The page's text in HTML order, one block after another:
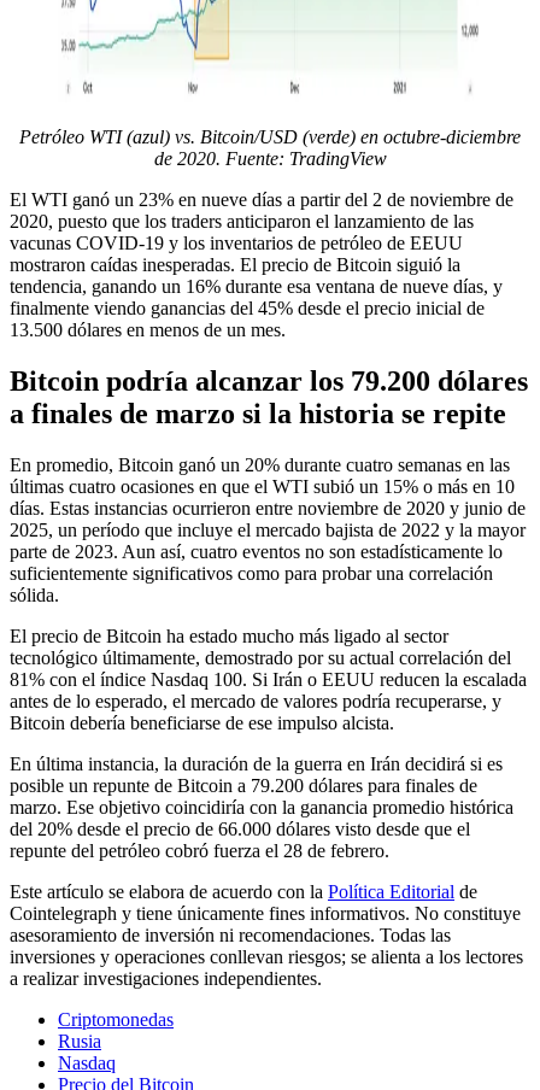
Petróleo WTI (azul) vs. Bitcoin/USD (verde) en octubre-diciembre
de 2020. Fuente: TradingView
El WTI ganó un 23% en nueve días a partir del 2 de noviembre de
2020, puesto que los traders anticiparon el lanzamiento de las
vacunas COVID-19 y los inventarios de petróleo de EEUU
mostraron caídas inesperadas. El precio de Bitcoin siguió la
tendencia, ganando un 16% durante esa ventana de nueve días, y
finalmente viendo ganancias del 45% desde el precio inicial de
13.500 dólares en menos de un mes.
Bitcoin podría alcanzar los 79.200 dólares
a finales de marzo si la historia se repite
En promedio, Bitcoin ganó un 20% durante cuatro semanas en las
últimas cuatro ocasiones en que el WTI subió un 15% o más en 10
días. Estas instancias ocurrieron entre noviembre de 2020 y junio de
2025, un período que incluye el mercado bajista de 2022 y la mayor
parte de 2023. Aun así, cuatro eventos no son estadísticamente lo
suficientemente significativos como para probar una correlación
sólida.
El precio de Bitcoin ha estado mucho más ligado al sector
tecnológico últimamente, demostrado por su actual correlación del
81% con el índice Nasdaq 100. Si Irán o EEUU reducen la escalada
antes de lo esperado, el mercado de valores podría recuperarse, y
Bitcoin debería beneficiarse de ese impulso alcista.
En última instancia, la duración de la guerra en Irán decidirá si es
posible un repunte de Bitcoin a 79.200 dólares para finales de
marzo. Ese objetivo coincidiría con la ganancia promedio histórica
del 20% desde el precio de 66.000 dólares visto desde que el
repunte del petróleo cobró fuerza el 28 de febrero.
Este artículo se elabora de acuerdo con la Política Editorial de
Cointelegraph y tiene únicamente fines informativos. No constituye
asesoramiento de inversión ni recomendaciones. Todas las
inversiones y operaciones conllevan riesgos; se alienta a los lectores
a realizar investigaciones independientes.
Criptomonedas
Rusia
Nasdaq
Precio del Bitcoin